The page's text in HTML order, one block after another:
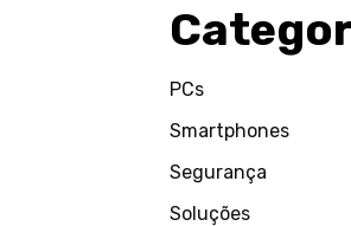
PCs
Smartphones
Segurança
Soluções